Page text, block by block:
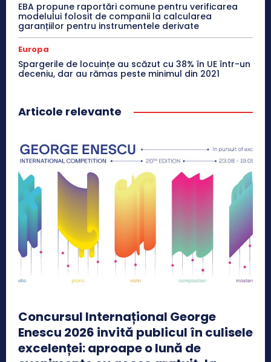
EBA propune raportări comune pentru verificarea
modelului folosit de companii la calcularea
garanțiilor pentru instrumentele derivate
Europa
Spargerile de locuințe au scăzut cu 38% în UE într-un
deceniu, dar au rămas peste minimul din 2021
Articole relevante
Concursul Internațional George
Enescu 2026 invită publicul în culisele
excelenței: aproape o lună de